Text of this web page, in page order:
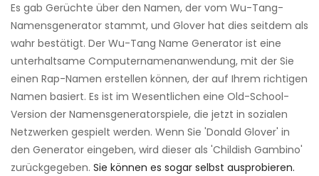
Es gab Gerüchte über den Namen, der vom Wu-Tang-
Namensgenerator stammt, und Glover hat dies seitdem als
wahr bestätigt. Der Wu-Tang Name Generator ist eine
unterhaltsame Computernamenanwendung, mit der Sie
einen Rap-Namen erstellen können, der auf Ihrem richtigen
Namen basiert. Es ist im Wesentlichen eine Old-School-
Version der Namensgeneratorspiele, die jetzt in sozialen
Netzwerken gespielt werden. Wenn Sie 'Donald Glover' in
den Generator eingeben, wird dieser als 'Childish Gambino'
zurückgegeben. Sie können es sogar selbst ausprobieren.